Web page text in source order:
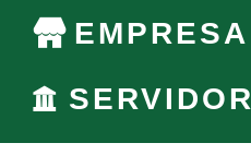
EMPRESA
SERVIDOR